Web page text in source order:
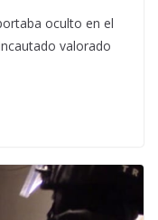
oculto en el
valorado